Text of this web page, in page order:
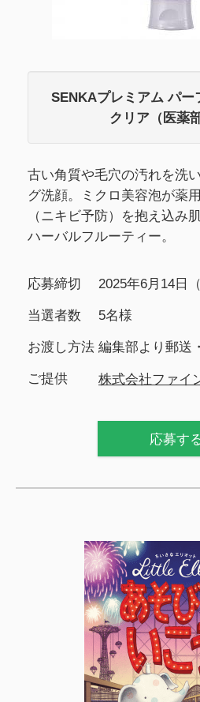
SENKAプレミアム パー
クリア（医薬
古い角質や毛穴の汚れを洗
グ洗顔。ミクロ美容泡が薬
（ニキビ予防）を抱え込み
ハーバルフルーティー。
応募締切 2025年6月14日（
当選者数 5名様
お渡し方法 編集部より郵送
ご提供 株式会社ファイ
応募す